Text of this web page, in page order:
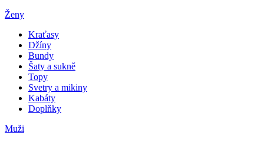
Ženy
Kraťasy
Džíny
Bundy
Šaty a sukně
Topy
Svetry a mikiny
Kabáty
Doplňky
Muži